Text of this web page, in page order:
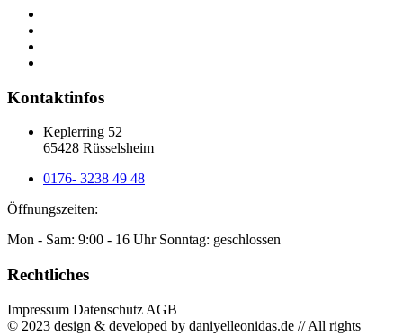
Kontaktinfos
Keplerring 52
65428 Rüsselsheim
0176- 3238 49 48
Öffnungszeiten:
Mon - Sam: 9:00 - 16 Uhr Sonntag: geschlossen
Rechtliches
Impressum Datenschutz AGB
© 2023 design & developed by daniyelleonidas.de // All rights